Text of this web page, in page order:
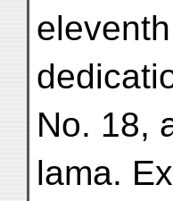
No. 18,
lama.